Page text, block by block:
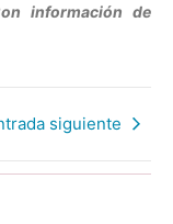
información de
siguiente